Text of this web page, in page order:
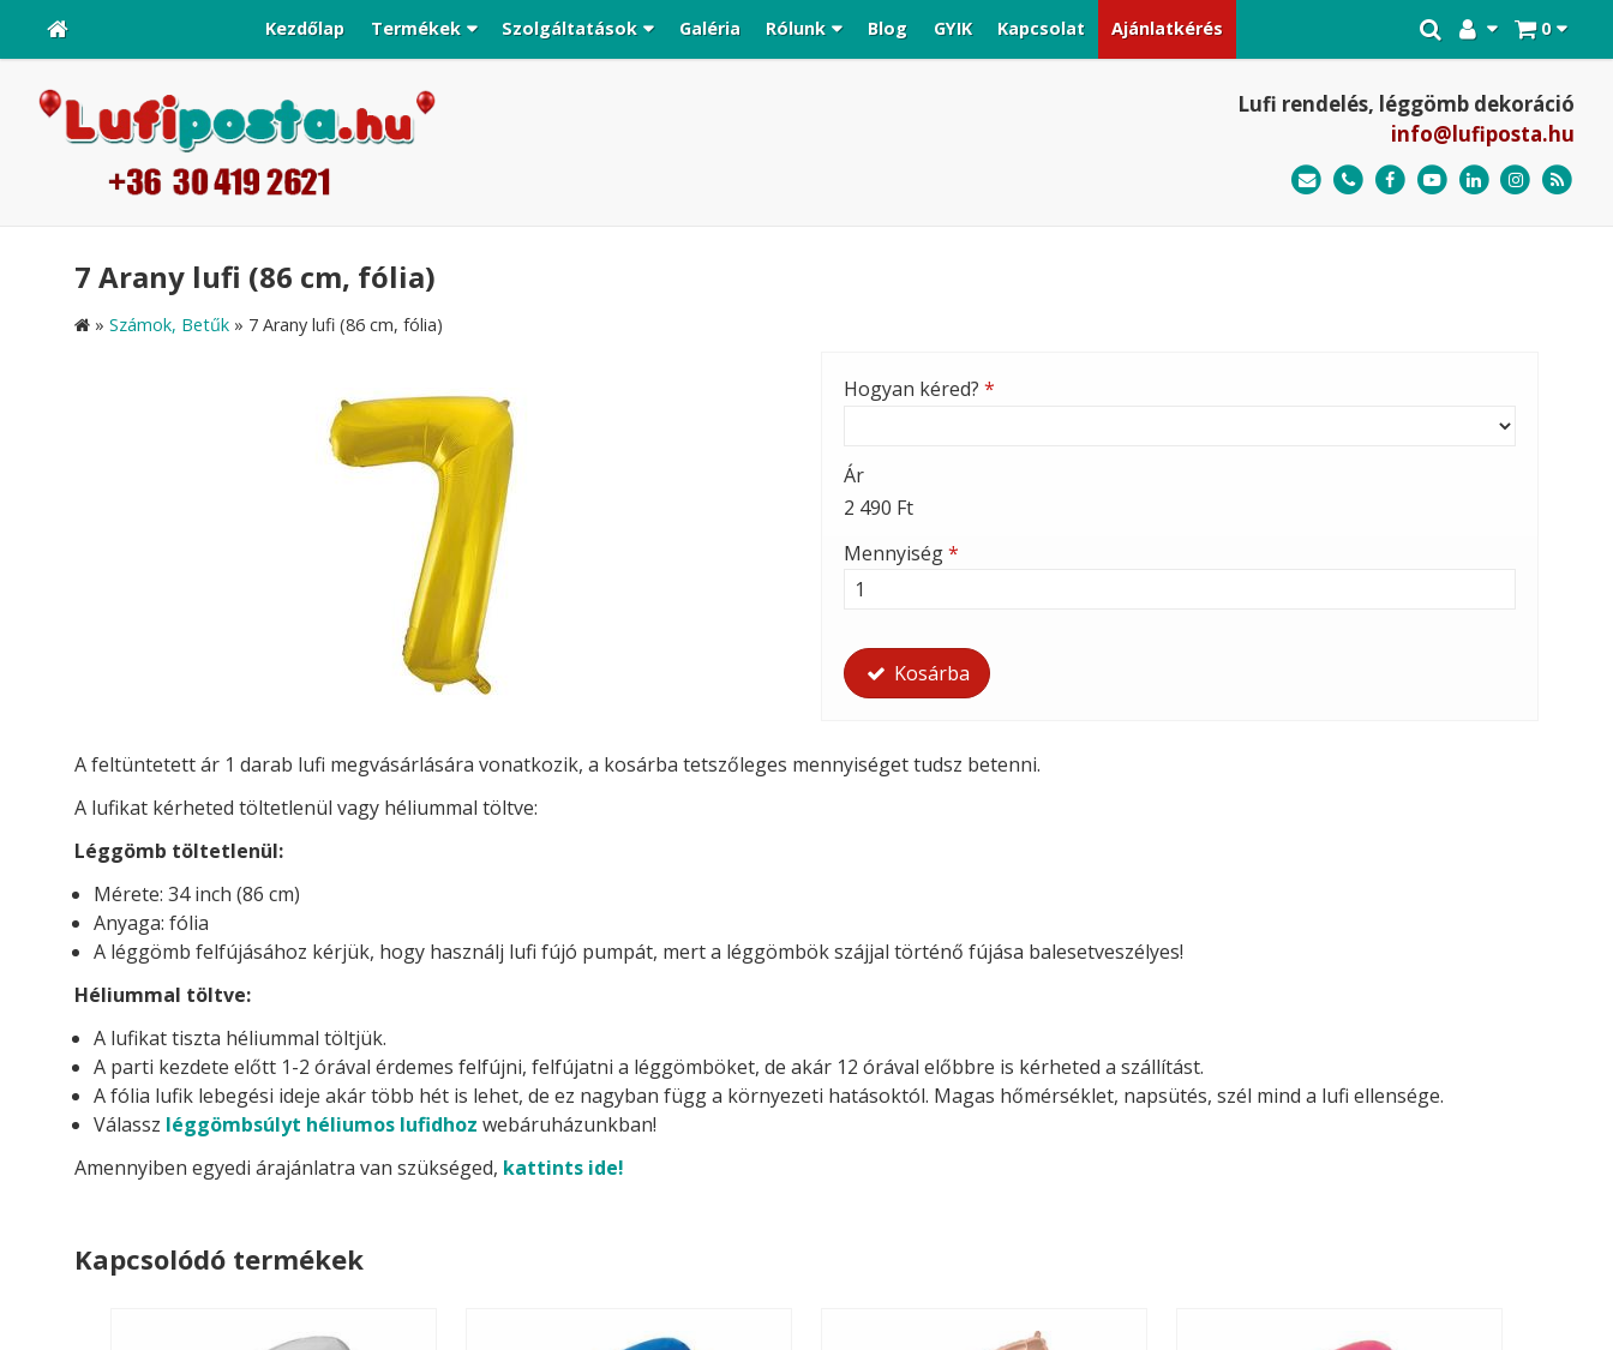
0
Kezdőlap Termékek Szolgáltatások Galéria Rólunk Blog GYIK Kapcsolat Ajánlatkérés
Lufi rendelés, léggömb dekoráció
info@lufiposta.hu
7 Arany lufi (86 cm, fólia)
» Számok, Betűk » 7 Arany lufi (86 cm, fólia)
Hogyan kéred? *
Ár
2 490 Ft
Mennyiség*
Kosárba
A feltüntetett ár 1 darab lufi megvásárlására vonatkozik, a kosárba tetszőleges mennyiséget tudsz betenni.
A lufikat kérheted töltetlenül vagy héliummal töltve:
Léggömb töltetlenül:
Mérete: 34 inch (86 cm)
Anyaga: fólia
A léggömb felfújásához kérjük, hogy használj lufi fújó pumpát, mert a léggömbök szájjal történő fújása balesetveszélyes!
Héliummal töltve:
A lufikat tiszta héliummal töltjük.
A parti kezdete előtt 1-2 órával érdemes felfújni, felfújatni a léggömböket, de akár 12 órával előbbre is kérheted a szállítást.
A fólia lufik lebegési ideje akár több hét is lehet, de ez nagyban függ a környezeti hatásoktól. Magas hőmérséklet, napsütés, szél mind a lufi ellensége.
Válassz léggömbsúlyt héliumos lufidhoz webáruházunkban!
Amennyiben egyedi árajánlatra van szükséged, kattints ide!
Kapcsolódó termékek